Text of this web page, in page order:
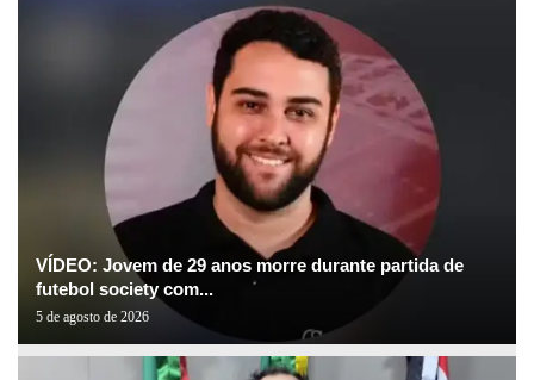
VÍDEO: Jovem de 29 anos morre durante partida de
futebol society com...
5 de agosto de 2026